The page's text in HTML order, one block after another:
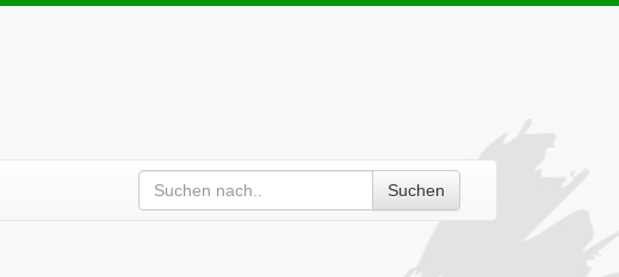
Suchen